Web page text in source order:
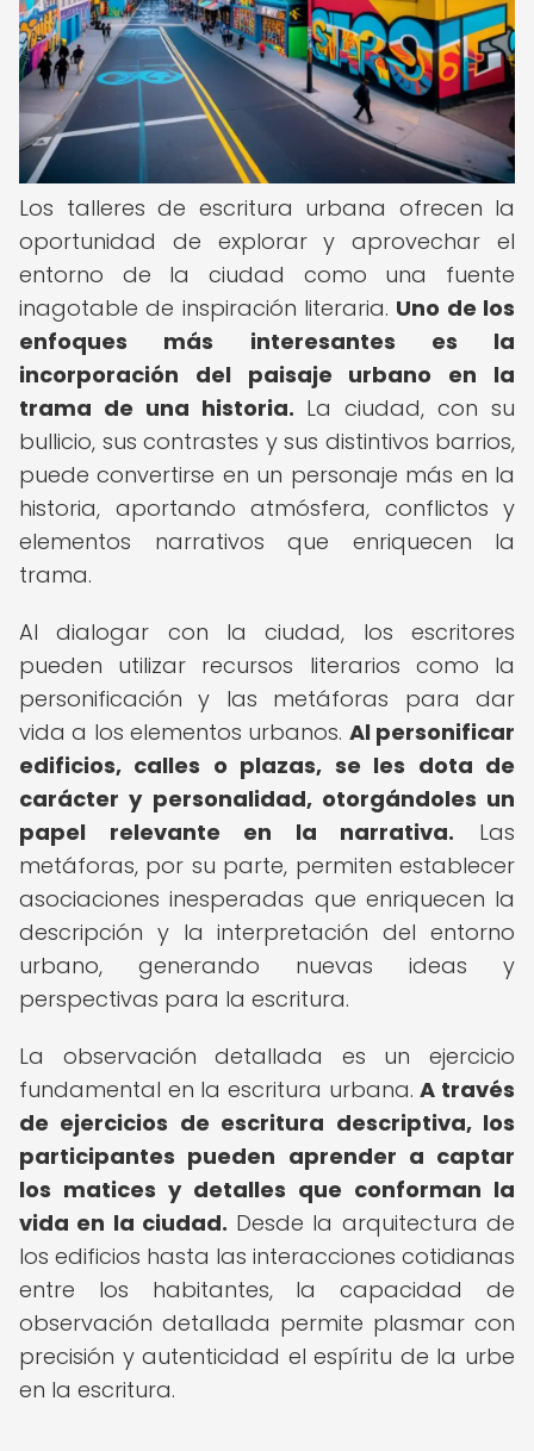
Los talleres de escritura urbana ofrecen la
oportunidad de explorar y aprovechar el
entorno de la ciudad como una fuente
inagotable de inspiración literaria. Uno de los
enfoques más interesantes es la
incorporación del paisaje urbano en la
trama de una historia. La ciudad, con su
bullicio, sus contrastes y sus distintivos barrios,
puede convertirse en un personaje más en la
historia, aportando atmósfera, conflictos y
elementos narrativos que enriquecen la
trama.
Al dialogar con la ciudad, los escritores
pueden utilizar recursos literarios como la
personificación y las metáforas para dar
vida a los elementos urbanos. Al personificar
edificios, calles o plazas, se les dota de
carácter y personalidad, otorgándoles un
papel relevante en la narrativa. Las
metáforas, por su parte, permiten establecer
asociaciones inesperadas que enriquecen la
descripción y la interpretación del entorno
urbano, generando nuevas ideas y
perspectivas para la escritura.
La observación detallada es un ejercicio
fundamental en la escritura urbana.A través
de ejercicios de escritura descriptiva, los
participantes pueden aprender a captar
los matices y detalles que conforman la
vida en la ciudad. Desde la arquitectura de
los edificios hasta las interacciones cotidianas
entre los habitantes, la capacidad de
observación detallada permite plasmar con
precisión y autenticidad el espíritu de la urbe
en la escritura.